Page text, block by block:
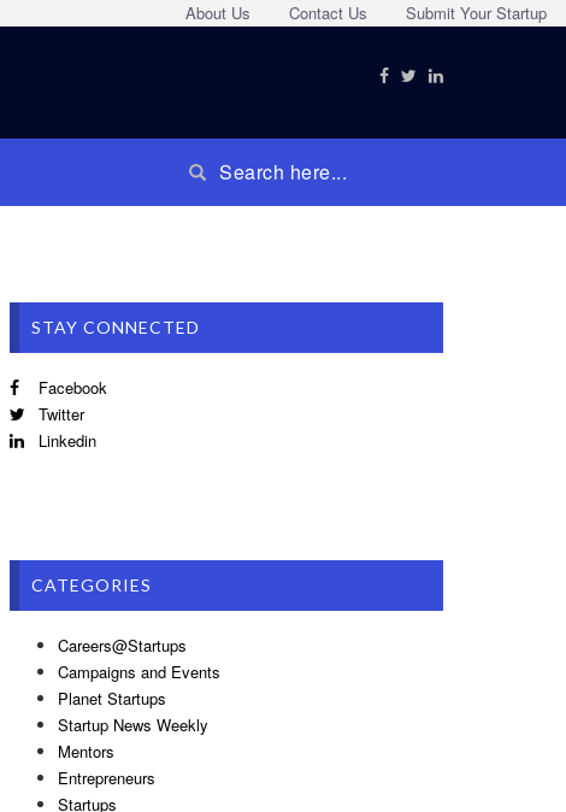
Submit Your Startup
Contact Us
About Us
STAY CONNECTED
Facebook
Twitter
Linkedin
CATEGORIES
Careers@Startups
Campaigns and Events
Planet Startups
Startup News Weekly
Mentors
Entrepreneurs
Startups